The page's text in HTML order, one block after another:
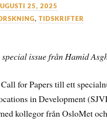
25, 2025
,TIDSKRIFTER
issue från Hamid
for Papers till ett
in Development
kollegor från OsloMet